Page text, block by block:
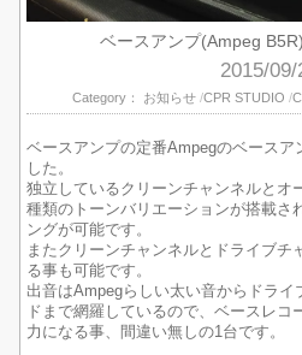
ベースアンプ(Ampeg
2015/09/
Category： お知らせ CPR STUDIO
ベースアンプの定番Ampegのベースア
した。
独立しているクリーンチャンネルとオ
種類のトーンバリエーションが搭載さ
ングが可能です。
またクリーンチャンネルとドライブチ
る事も可能です。
出音はAmpegらしい太い音からドライ
ドまで網羅しているので、ベースレ
力になる事、間違い無しの1台です。